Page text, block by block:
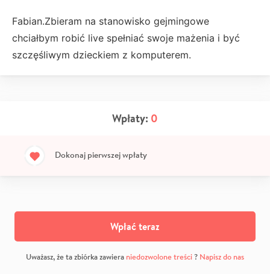
Fabian.Zbieram na stanowisko gejmingowe
chciałbym robić live spełniać swoje mażenia i być
szczęśliwym dzieckiem z komputerem.
Wpłaty: 0
Dokonaj pierwszej wpłaty
Wpłać teraz
Uważasz, że ta zbiórka zawiera niedozwolone treści? Napisz do nas